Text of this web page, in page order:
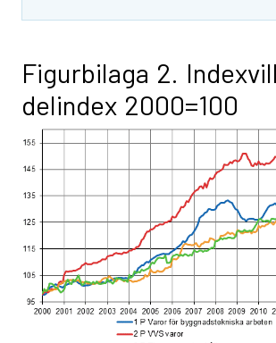
Figurbilaga 2.
delindex 2000=100